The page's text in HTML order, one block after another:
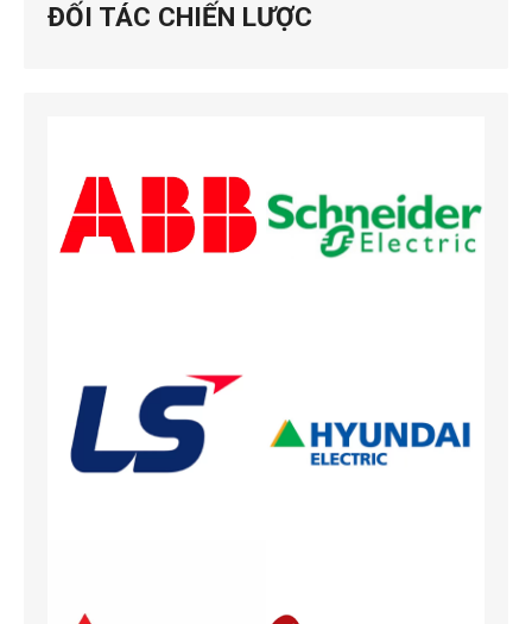
ĐỐI TÁC CHIẾN LƯỢC